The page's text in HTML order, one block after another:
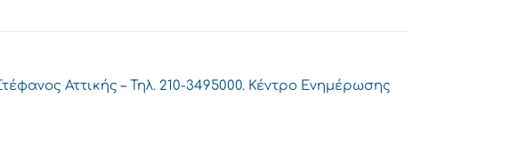
Αττικής – Τηλ. 210-3495000. Κέντρο Ενημέρωσης